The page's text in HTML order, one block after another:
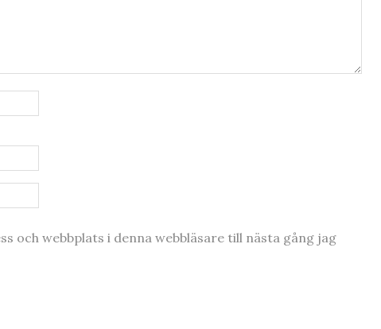
och webbplats i denna webbläsare till nästa gång jag